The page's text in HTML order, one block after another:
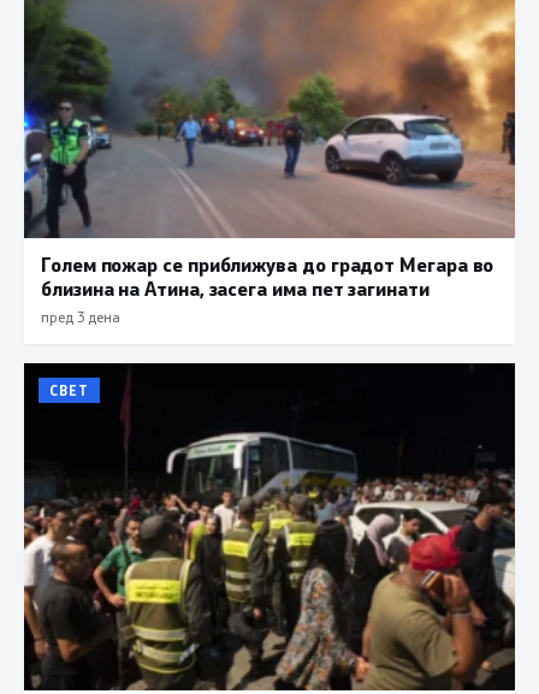
Голем пожар се приближува до градот Мегара во
близина на Атина, засега има пет загинати
пред 3 дена
СВЕТ